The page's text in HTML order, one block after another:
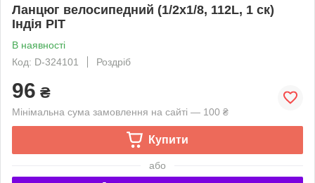
Ланцюг велосипедний (1/2х1/8, 112L, 1 ск)
Індія PIT
В наявності
Код: D-324101
Роздріб
96 ₴
Мінімальна сума замовлення на сайті — 100 ₴
Купити
або